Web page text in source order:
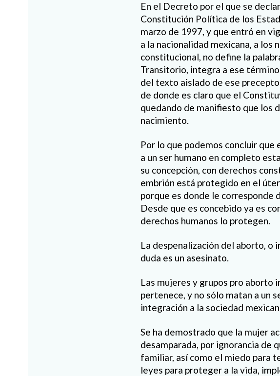
En el Decreto por el que se
Constitución Política de los
marzo de 1997, y que entró en
a la nacionalidad mexicana, a los
constitucional, no define la
Transitorio, integra a ese
del texto aislado de ese
de donde es claro que el
quedando de manifiesto que los
nacimiento.
Por lo que podemos concluir que
a un ser humano en completo
su concepción, con derechos
embrión está protegido en el
porque es donde le corresponde
Desde que es concebido ya es
derechos humanos lo protegen.
La despenalización del aborto, o
duda es un asesinato.
Las mujeres y grupos pro aborto
pertenece, y no sólo matan a un
integración a la sociedad
Se ha demostrado que la mujer
desamparada, por ignorancia de
familiar, así como el miedo para
leyes para proteger a la vida,